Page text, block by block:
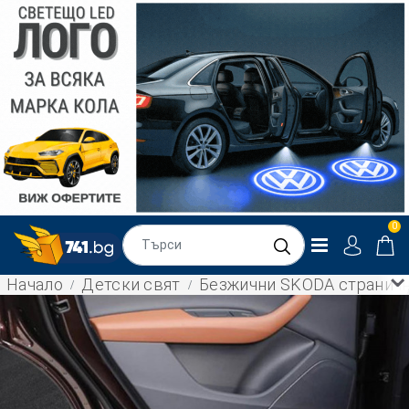
0
Начало Детски свят Безжични SKODA